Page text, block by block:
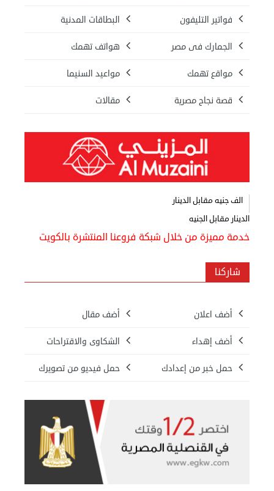
فواتير التليفون البطاقات المدنية
الجمارك فى مصر هواتف تهمك
مواقع تهمك مواعيد السنيما
قصة نجاح مصرية مقالات
الف جنيه مقابل الدينار
الدينار مقابل الجنيه
خدمة مميزة من خلال شبكة فروعنا المنتشرة بالكويت
شاركنا
أضف اعلان أضف مقال
أضف إهداء الشكاوى والاقتراحات
حمل خبر من إعدادك حمل فيديو من تصويرك